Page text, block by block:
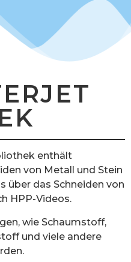
enthält
von Metall und Stein
über das Schneiden von
HPP-Videos.
wie Schaumstoff,
und viele andere